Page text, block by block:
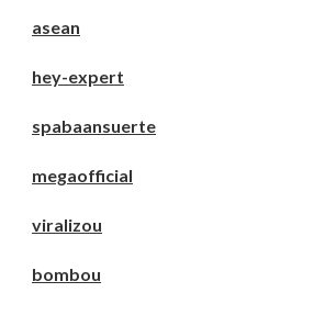
asean
hey-expert
spabaansuerte
megaofficial
viralizou
bombou